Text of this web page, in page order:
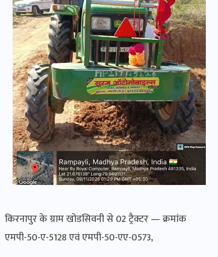
किरनापुर के ग्राम खोडसिवनी से 02 ट्रैक्टर — क्रमांक
एमपी-50-ए-5128 एवं एमपी-50-एए-0573,